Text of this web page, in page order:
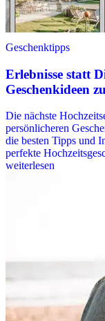
Geschenktipps
Erlebnisse statt
Geschenkideen
Die nächste
persönlicheren
die besten Tipps und
perfekte
weiterlesen